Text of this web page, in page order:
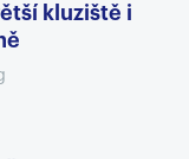
kluziště i